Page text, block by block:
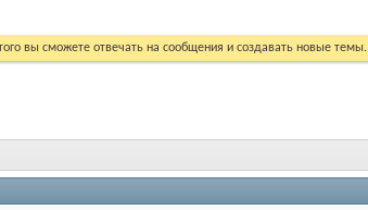
вы сможете отвечать на сообщения и создавать новые темы.